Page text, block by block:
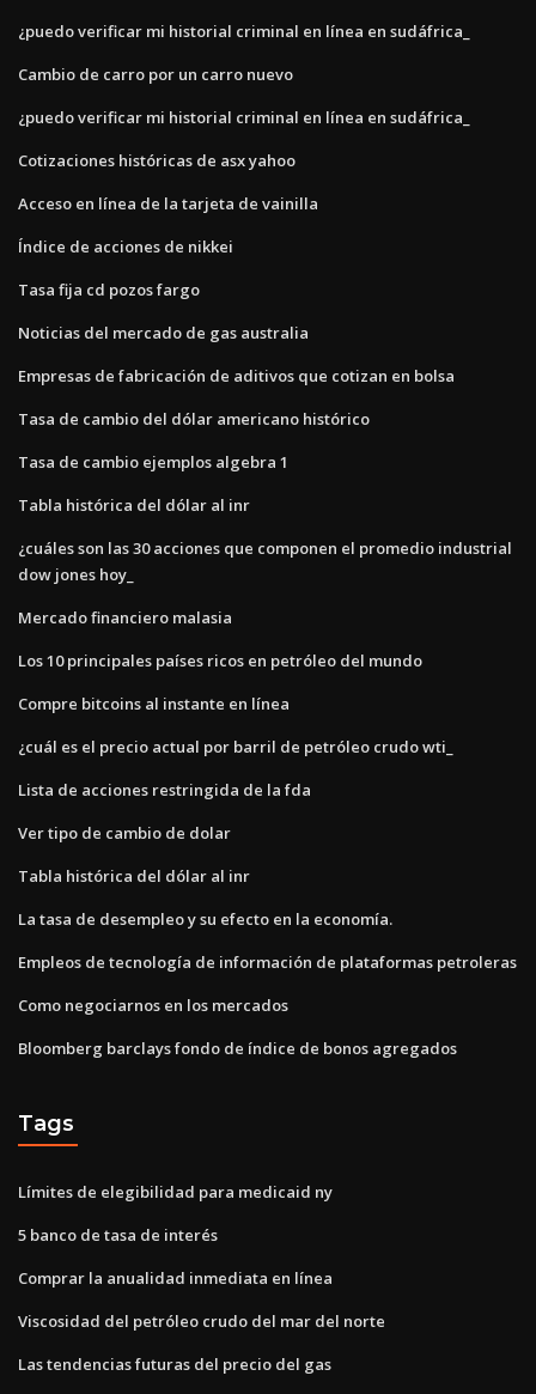
¿puedo verificar mi historial criminal en línea en sudáfrica_
Cambio de carro por un carro nuevo
¿puedo verificar mi historial criminal en línea en sudáfrica_
Cotizaciones históricas de asx yahoo
Acceso en línea de la tarjeta de vainilla
Índice de acciones de nikkei
Tasa fija cd pozos fargo
Noticias del mercado de gas australia
Empresas de fabricación de aditivos que cotizan en bolsa
Tasa de cambio del dólar americano histórico
Tasa de cambio ejemplos algebra 1
Tabla histórica del dólar al inr
¿cuáles son las 30 acciones que componen el promedio industrial
dow jones hoy_
Mercado financiero malasia
Los 10 principales países ricos en petróleo del mundo
Compre bitcoins al instante en línea
¿cuál es el precio actual por barril de petróleo crudo wti_
Lista de acciones restringida de la fda
Ver tipo de cambio de dolar
Tabla histórica del dólar al inr
La tasa de desempleo y su efecto en la economía.
Empleos de tecnología de información de plataformas petroleras
Como negociarnos en los mercados
Bloomberg barclays fondo de índice de bonos agregados
Tags
Límites de elegibilidad para medicaid ny
5 banco de tasa de interés
Comprar la anualidad inmediata en línea
Viscosidad del petróleo crudo del mar del norte
Las tendencias futuras del precio del gas